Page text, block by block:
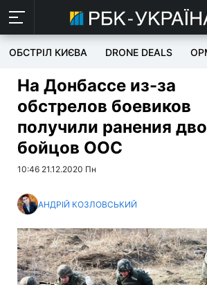
ОБСТРІЛ КИЄВА DRONE DEALS
На Донбассе из-за
обстрелов боевиков
получили ранения
бойцов ООС
10:46 21.12.2020 Пн
АНДРІЙ КОЗЛОВСЬКИЙ